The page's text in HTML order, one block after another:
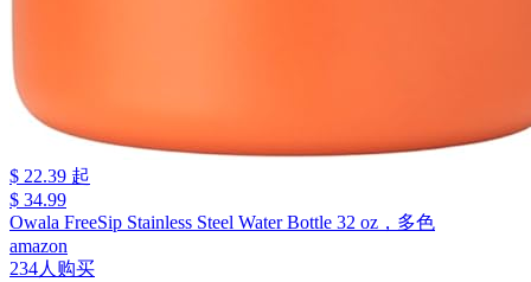
$ 22.39 起
$ 34.99
Owala FreeSip Stainless Steel Water Bottle 32 oz，多色
amazon
234人购买